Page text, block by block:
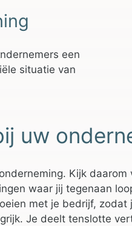
een
situatie van
uw
Kijk daarom
waar jij tegenaan
met je bedrijf,
Je deelt tenslotte